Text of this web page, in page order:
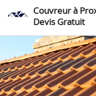
Couvreur à
Devis Gratuit